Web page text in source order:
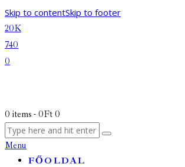
Skip to contentSkip to footer
20K
740
0
0 items - 0Ft 0
Menu
FŐOLDAL